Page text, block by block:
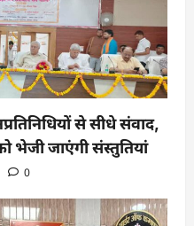
से सीधे संवाद,
भेजी जाएंगी संस्तुतियां
0